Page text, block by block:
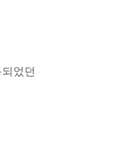
었던